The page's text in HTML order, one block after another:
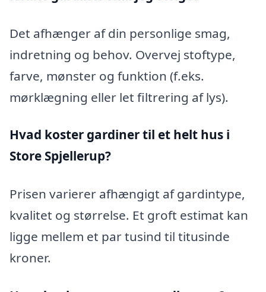
Det afhænger af din personlige smag,
indretning og behov. Overvej stoftype,
farve, mønster og funktion (f.eks.
mørklægning eller let filtrering af lys).
Hvad koster gardiner til et helt hus i
Store Spjellerup?
Prisen varierer afhængigt af gardintype,
kvalitet og størrelse. Et groft estimat kan
ligge mellem et par tusind til titusinde
kroner.